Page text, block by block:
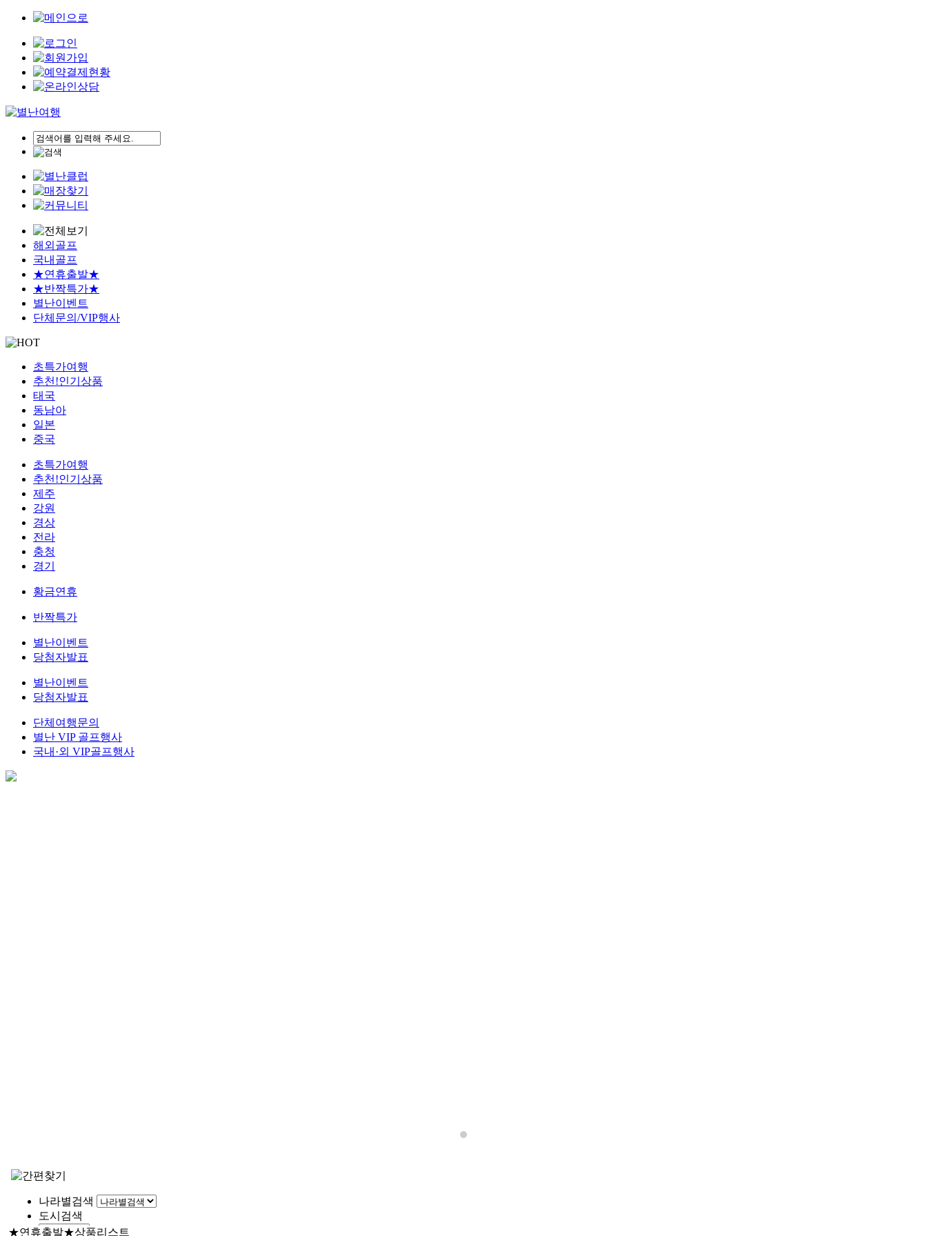
해외골프
국내골프
★연휴출발★
★반짝특가★
별난이벤트
단체문의/VIP행사
초특가여행
추천!인기상품
태국
동남아
일본
중국
초특가여행
추천!인기상품
제주
강원
경상
전라
충청
경기
황금연휴
반짝특가
별난이벤트
당첨자발표
별난이벤트
당첨자발표
단체여행문의
별난 VIP 골프행사
국내·외 VIP골프행사
★연휴출발★상품리스트